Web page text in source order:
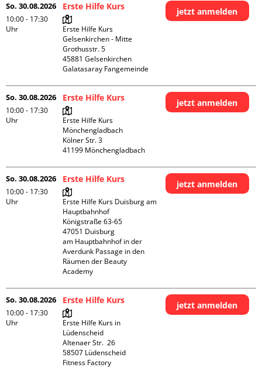
So. 30.08.2026
10:00 - 17:30
Uhr
Erste Hilfe Kurs
Erste Hilfe Kurs
Gelsenkirchen - Mitte
Grothusstr. 5
45881 Gelsenkirchen
Galatasaray Fangemeinde
jetzt anmelden
So. 30.08.2026
10:00 - 17:30
Uhr
Erste Hilfe Kurs
Erste Hilfe Kurs
Mönchengladbach
Kölner Str. 3
jetzt anmelden
So. 30.08.2026
10:00 - 17:30
Uhr
Erste Hilfe Kurs
Erste Hilfe Kurs Duisburg am
Hauptbahnhof
Königstraße 63-65
47051 Duisburg
am Hauptbahnhof in der
Averdunk Passage in den
Räumen der Beauty
Academy
jetzt anmelden
So. 30.08.2026
10:00 - 17:30
Uhr
Erste Hilfe Kurs
Erste Hilfe Kurs in
Lüdenscheid
Altenaer Str.  26
58507 Lüdenscheid
Fitness Factory
jetzt anmelden